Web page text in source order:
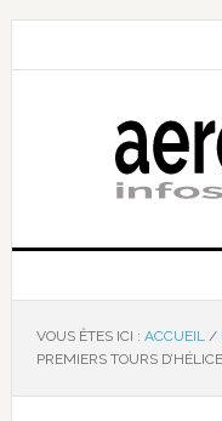
VOUS ÊTES ICI : ACCUEIL /
PREMIERS TOURS